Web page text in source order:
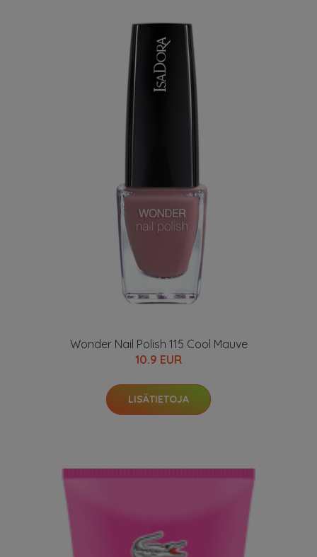
Wonder Nail Polish 115 Cool Mauve
10.9 EUR
LISÄTIETOJA